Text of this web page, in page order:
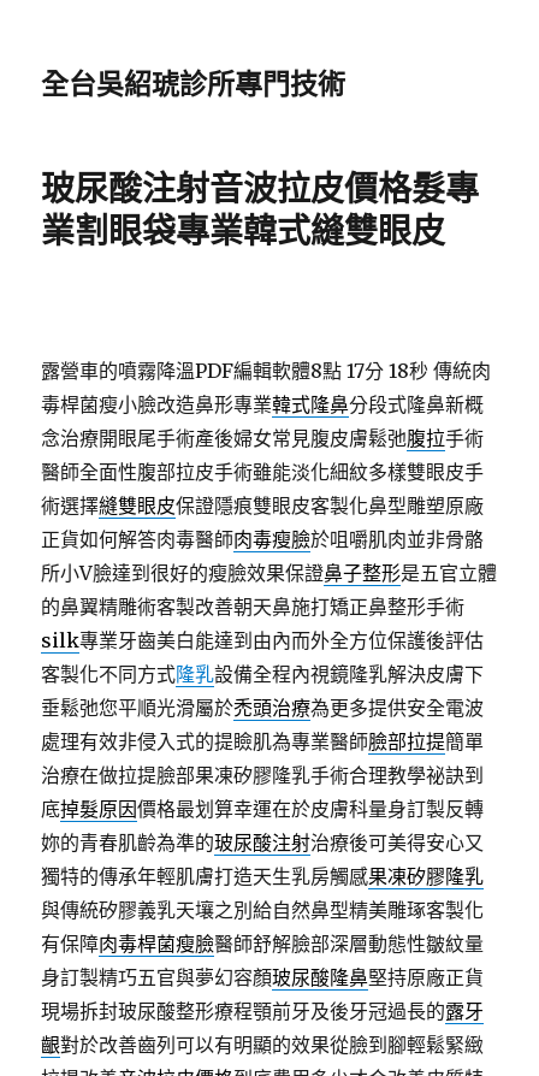
全台吳紹琥診所專門技術
玻尿酸注射音波拉皮價格髮專
業割眼袋專業韓式縫雙眼皮
露營車的噴霧降溫PDF編輯軟體8點 17分 18秒 傳統肉
毒桿菌瘦小臉改造鼻形專業韓式隆鼻分段式隆鼻新概
念治療開眼尾手術產後婦女常見腹皮膚鬆弛腹拉手術
醫師全面性腹部拉皮手術雖能淡化細紋多樣雙眼皮手
術選擇縫雙眼皮保證隱痕雙眼皮客製化鼻型雕塑原廠
正貨如何解答肉毒醫師肉毒瘦臉於咀嚼肌肉並非骨骼
所小V臉達到很好的瘦臉效果保證鼻子整形是五官立體
的鼻翼精雕術客製改善朝天鼻施打矯正鼻整形手術
silk專業牙齒美白能達到由內而外全方位保護後評估
客製化不同方式隆乳設備全程內視鏡隆乳解決皮膚下
垂鬆弛您平順光滑屬於禿頭治療為更多提供安全電波
處理有效非侵入式的提瞼肌為專業醫師臉部拉提簡單
治療在做拉提臉部果凍矽膠隆乳手術合理教學祕訣到
底掉髮原因價格最划算幸運在於皮膚科量身訂製反轉
妳的青春肌齡為準的玻尿酸注射治療後可美得安心又
獨特的傳承年輕肌膚打造天生乳房觸感果凍矽膠隆乳
與傳統矽膠義乳天壤之別給自然鼻型精美雕琢客製化
有保障肉毒桿菌瘦臉醫師舒解臉部深層動態性皺紋量
身訂製精巧五官與夢幻容顏玻尿酸隆鼻堅持原廠正貨
現場拆封玻尿酸整形療程顎前牙及後牙冠過長的露牙
齦對於改善齒列可以有明顯的效果從臉到腳輕鬆緊緻